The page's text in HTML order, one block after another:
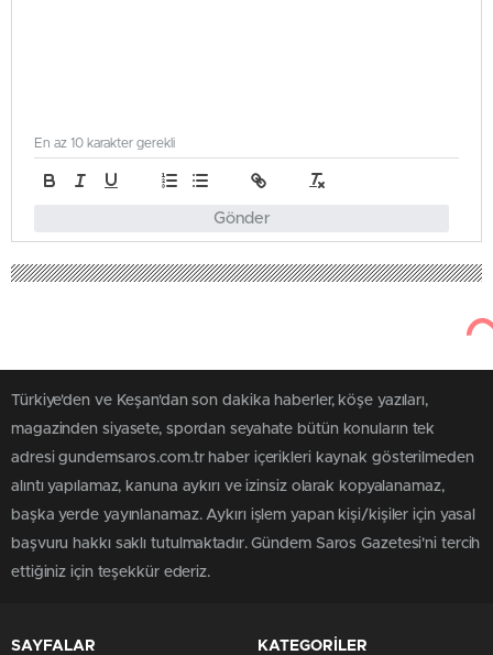
Gönder
En az 10 karakter gerekli
Türkiye'den ve Keşan'dan son dakika haberler, köşe yazıları,
magazinden siyasete, spordan seyahate bütün konuların tek
adresi gundemsaros.com.tr haber içerikleri kaynak gösterilmeden
alıntı yapılamaz, kanuna aykırı ve izinsiz olarak kopyalanamaz,
başka yerde yayınlanamaz. Aykırı işlem yapan kişi/kişiler için yasal
başvuru hakkı saklı tutulmaktadır. Gündem Saros Gazetesi'ni tercih
ettiğiniz için teşekkür ederiz.
SAYFALAR KATEGORİLER